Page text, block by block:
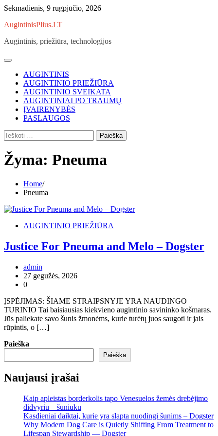
Skip
content
Sekmadienis, 9 rugpjūčio, 2026
AugintinisPlius.LT
Augintinis, priežiūra, technologijos
AUGINTINIS
AUGINTINIO PRIEŽIŪRA
AUGINTINIO SVEIKATA
AUGINTINIAI PO TRAUMŲ
ĮVAIRENYBĖS
PASLAUGOS
Ieškoti:
Žyma: Pneuma
Home
Pneuma
AUGINTINIO PRIEŽIŪRA
Justice For Pneuma and Melo – Dogster
admin
27 gegužės, 2026
0
ĮSPĖJIMAS: ŠIAME STRAIPSNYJE YRA NAUDINGO
TURINIO Tai baisiausias kiekvieno augintinio savininko košmaras.
Jūs paliekate savo šunis žmonėms, kurie turėtų juos saugoti ir jais
rūpintis, o […]
Paieška
Paieška
Naujausi įrašai
Kaip apleistas borderkolis tapo Venesuelos žemės drebėjimo
didvyriu – šuniuku
Kasdieniai daiktai, kurie yra slapta nuodingi šunims – Dogster
Why Modern Dog Care is Quietly Shifting From Treatment to
Lifespan Stewardship — Dogster